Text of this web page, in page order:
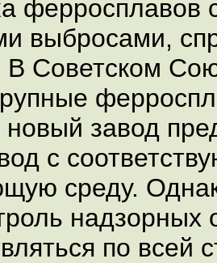
ферросплавов
выбросами,
В Советском
новый завод
с
среду.
надзорных
по всей